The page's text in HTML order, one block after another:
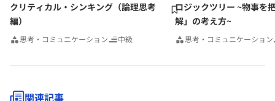
クリティカル・シンキング（論理思考
編）
思考・コミュニケーション 中級
ロジックツリー ~物事を
解」の考え方~
思考・コミュニケーション
関連記事